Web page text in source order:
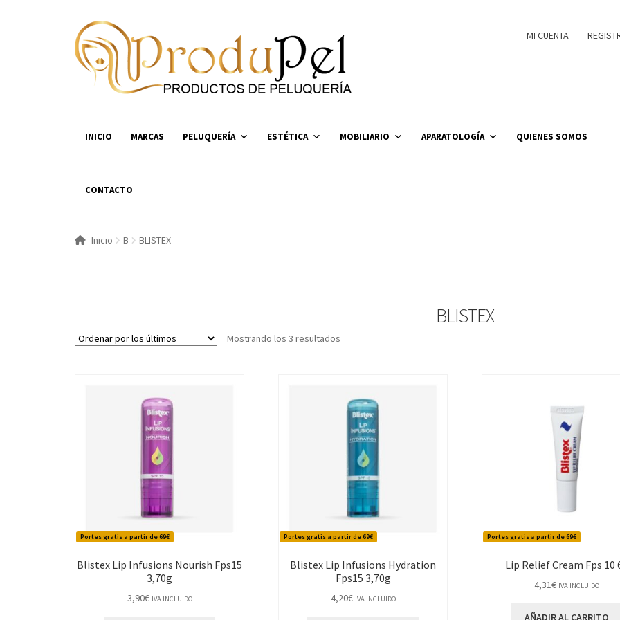
Ir
a
la
navegación
Ir
al
contenido
MI CUENTA
INICIO MARCAS PELUQUERÍA ESTÉTICA MOBILIARIO APARATOLOGÍA QUIENES SOMOS
CONTACTO
Inicio B BLISTEX
BLISTEX
Mostrando los 3 resultados
Portes gratis a partir de 69€
Blistex Lip Infusions Nourish Fps15
3,70g
3,90€ IVA INCLUIDO
Portes gratis a partir de 69€
Blistex Lip Infusions Hydration
Fps15 3,70g
4,20€ IVA INCLUIDO
Portes gratis a partir de 69€
Lip Relief Cream Fps 10
4,31€ IVA INCLUIDO
AÑADIR AL CARRITO